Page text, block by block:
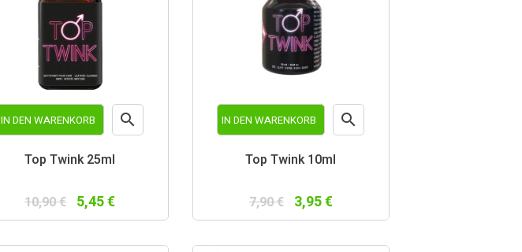
IN DEN WARENKORB 
Top Twink 25ml
10,90 € 5,45 €
IN DEN WARENKORB 
Top Twink 10ml
7,90 € 3,95 €